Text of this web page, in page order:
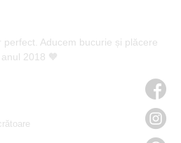
perfect. Aducem bucurie și plăcere
2018 🧡